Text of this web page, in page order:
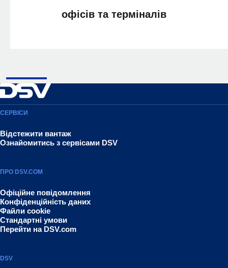
офісів та терміналів
СЕРВІСИ
Відстежити вантаж
Ознайомитись з сервісами DSV
ПРО DSV.COM
Офіційне повідомлення
Конфіденційність даних
Файли cookie
Стандартні умови
Перейти на DSV.com
DSV